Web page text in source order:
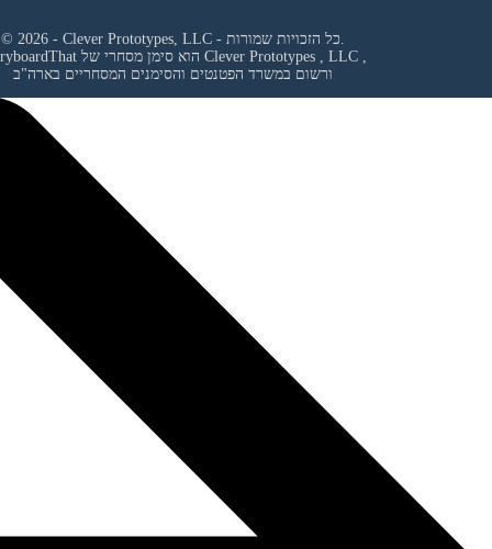
© 2026 - Clever Prototypes, LLC - כל הזכויות שמורות.
Clever Prototypes , LLC ,
ורשום במשרד הפטנטים והסימנים המסחריים בארה"ב